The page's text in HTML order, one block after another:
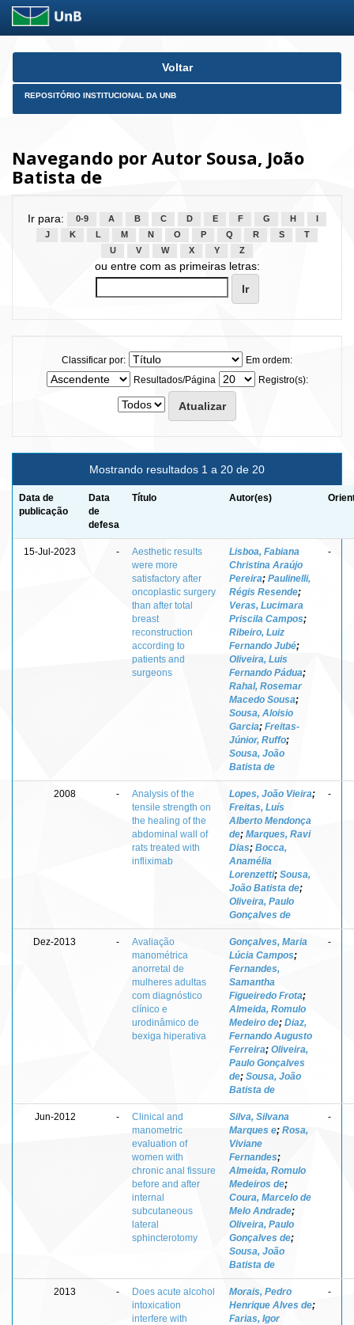
Skip
Voltar
REPOSITÓRIO INSTITUCIONAL DA UNB
Navegando por Autor Sousa, João
Batista de
Ir para: 0-9 A B C D E F G H
J
K L M N O P Q R S
T
U
V W X Y Z
ou entre com as primeiras letras:
Classificar por:
Em ordem:
Resultados/Página
Registro(s):
Mostrando resultados 1 a 20 de 20
Data de
publicação
Data
de
defesa
Título Autor(es)
15-Jul-2023 -
Aesthetic results
were more
satisfactory after
oncoplastic surgery
than after total
breast
reconstruction
according to
patients and
surgeons
Lisboa, Fabiana
Christina Araújo
Pereira; Paulinelli,
Régis Resende;
Veras, Lucimara
Priscila Campos;
Ribeiro, Luiz
Fernando Jubé;
Oliveira, Luis
Fernando Pádua;
Rahal, Rosemar
Macedo Sousa;
Sousa, Aloisio
Garcia; Freitas-
Júnior, Ruffo;
Sousa, João
Batista de
-
2008 -
Analysis of the
tensile strength on
the healing of the
abdominal wall of
rats treated with
infliximab
Lopes, João Vieira;
Freitas, Luís
Alberto Mendonça
de; Marques, Ravi
Dias; Bocca,
Anamélia
Lorenzetti; Sousa,
João Batista de;
Oliveira, Paulo
Gonçalves de
-
Dez-2013 -
Avaliação
manométrica
anorretal de
mulheres adultas
com diagnóstico
clínico e
urodinâmico de
bexiga hiperativa
Gonçalves, Maria
Lúcia Campos;
Fernandes,
Samantha
Figueiredo Frota;
Almeida, Romulo
Medeiro de; Diaz,
Fernando Augusto
Ferreira; Oliveira,
Paulo Gonçalves
de; Sousa, João
Batista de
-
Jun-2012 -
Clinical and
manometric
evaluation of
women with
chronic anal fissure
before and after
internal
subcutaneous
lateral
sphincterotomy
Silva, Silvana
Marques e; Rosa,
Viviane
Fernandes;
Almeida, Romulo
Medeiros de;
Coura, Marcelo de
Melo Andrade;
Oliveira, Paulo
Gonçalves de;
Sousa, João
Batista de
-
2013 -
Does acute alcohol
intoxication
interfere with
Morais, Pedro
Henrique Alves de;
Farias, Igor
-